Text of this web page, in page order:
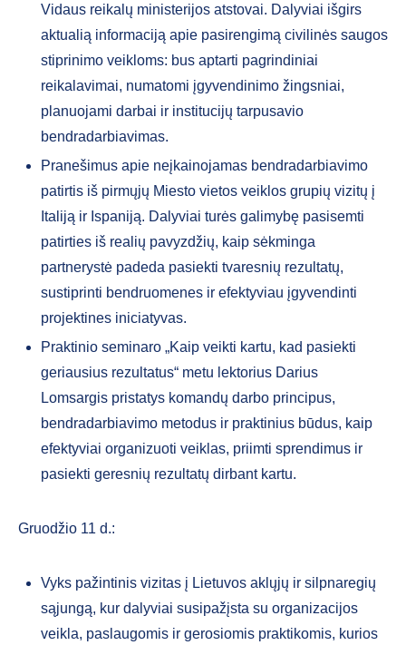
Vidaus reikalų ministerijos atstovai. Dalyviai išgirs
aktualią informaciją apie pasirengimą civilinės saugos
stiprinimo veikloms: bus aptarti pagrindiniai
reikalavimai, numatomi įgyvendinimo žingsniai,
planuojami darbai ir institucijų tarpusavio
bendradarbiavimas.
Pranešimus apie neįkainojamas bendradarbiavimo
patirtis iš pirmųjų Miesto vietos veiklos grupių vizitų į
Italiją ir Ispaniją. Dalyviai turės galimybę pasisemti
patirties iš realių pavyzdžių, kaip sėkminga
partnerystė padeda pasiekti tvaresnių rezultatų,
sustiprinti bendruomenes ir efektyviau įgyvendinti
projektines iniciatyvas.
Praktinio seminaro „Kaip veikti kartu, kad pasiekti
geriausius rezultatus“ metu lektorius Darius
Lomsargis pristatys komandų darbo principus,
bendradarbiavimo metodus ir praktinius būdus, kaip
efektyviai organizuoti veiklas, priimti sprendimus ir
pasiekti geresnių rezultatų dirbant kartu.
Gruodžio 11 d.:
Vyks pažintinis vizitas į Lietuvos aklųjų ir silpnaregių
sąjungą, kur dalyviai susipažįsta su organizacijos
veikla, paslaugomis ir gerosiomis praktikomis, kurios